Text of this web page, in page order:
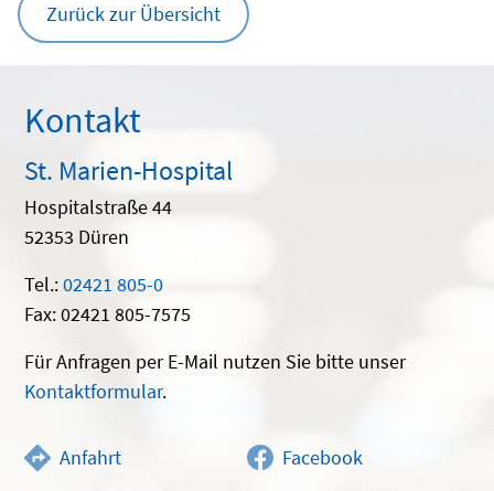
Zurück zur Übersicht
Kontakt
St. Marien-Hospital
Hospitalstraße 44
52353 Düren
Tel.:02421 805-0
Fax: 02421 805-7575
Für Anfragen per E-Mail nutzen Sie bitte unser
Kontaktformular.
Anfahrt Facebook